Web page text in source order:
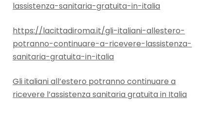
lassistenza-sanitaria-gratuita-in-italia
https://lacittadiroma.it/gli-italiani-allestero-
potranno-continuare-a-ricevere-lassistenza-
sanitaria-gratuita-in-italia
Gli italiani all’estero potranno continuare a
ricevere l’assistenza sanitaria gratuita in Italia